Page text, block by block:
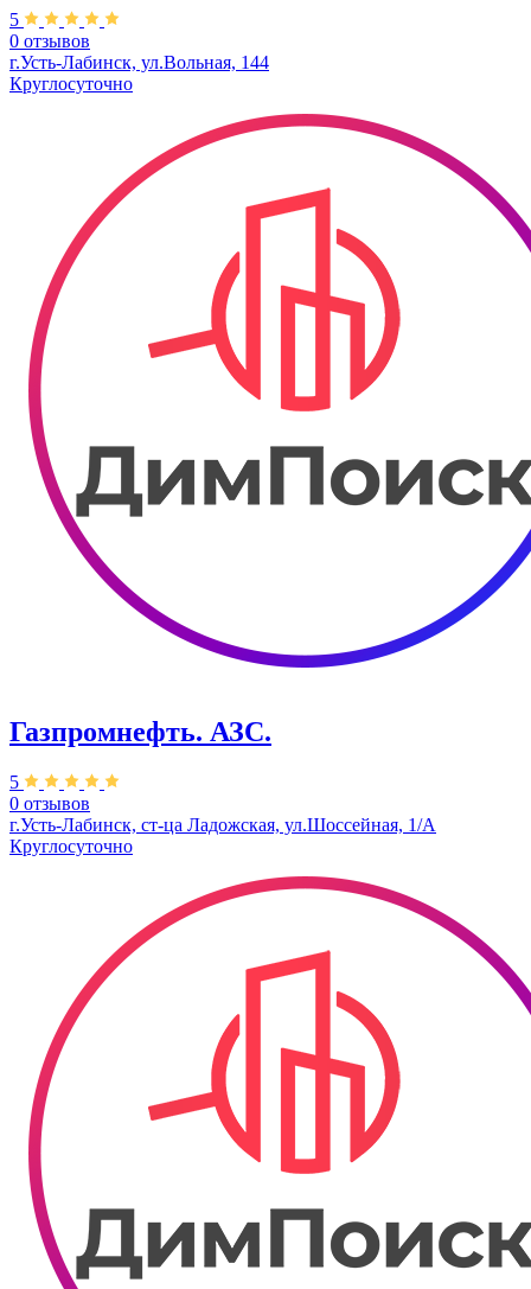
5
0 отзывов
​г.Усть-Лабинск, ул.Вольная, 144
Круглосуточно
Газпромнефть. АЗС.
5
0 отзывов
г.Усть-Лабинск,​ ст-ца Ладожская, ул.Шоссейная, 1/А
Круглосуточно